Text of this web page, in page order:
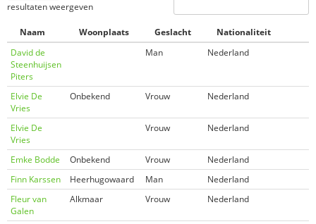
resultaten weergeven
Naam Woonplaats Geslacht
Nationaliteit
David de
Steenhuijsen
Piters
Man Nederland
Elvie De
Vries
Onbekend Vrouw Nederland
Elvie De
Vries
Vrouw Nederland
Emke Bodde Onbekend Vrouw
Nederland
Finn Karssen
Heerhugowaard Man
Nederland
Fleur van
Galen
Alkmaar Vrouw Nederland